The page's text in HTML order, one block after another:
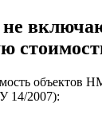
объектов
14/2007):